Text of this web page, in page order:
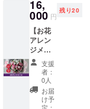
系 4、
デザイ
ナーに
おまか
せ ※送
料込み
のお値
段で
す。 ※
使用す
る花材
は上質
なポリ
カーボ
ネート
素材を
使用し
てお
り、ガ
ラスよ
りもバ
クテリ
をお届
けいた
しま
す。
（沖
縄・離
島には
お届け
できま
せん）
素材に
300円。
季節感
あふれ
る自然
の美し
さを活
かすよ
う最高
の配色
とバラ
ンスを
16,
000 円
残り20
【お花
アレン
ジメン
ト
（L）】
クラウ
ドファ
ンディ
ング特
支援
者：
0人
お届
け予